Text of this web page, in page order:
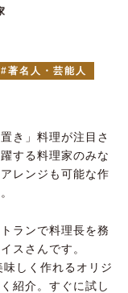
著名人・芸能人
き」料理が注目さ
する料理家のみな
レンジも可能な作
ランで料理長を務
スさんです。
しく作れるオリジ
紹介。すぐに試し